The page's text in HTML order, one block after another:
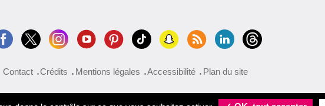
Contact Crédits Mentions légales Accessibilité Plan du site